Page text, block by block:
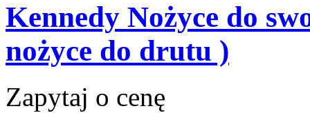
Kennedy Nożyce do
nożyce do drutu )
Zapytaj o cenę